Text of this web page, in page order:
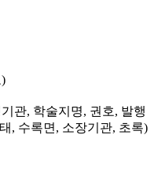
관, 학술지명, 권호, 발행
, 수록면, 소장기관, 초록)